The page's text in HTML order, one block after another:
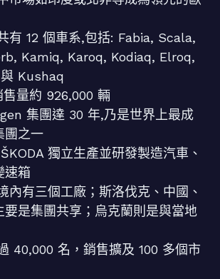
有 12 個車系,包括: Fabia, Scala,
Kamiq, Karoq, Kodiaq, Elroq,
Kushaq
售量約 926,000 輛
集團達 30 年,乃是世界上最成
團之一
獨立生產並研發製造汽車、
速箱
內有三個工廠；斯洛伐克、中國、
要是集團共享；烏克蘭則是與當地
40,000 名，銷售擴及 100 多個市